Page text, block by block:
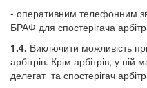
- оперативним телефонним
БРАФ для спостерігача
1.4. Виключити можливість
арбітрів. Крім арбітрів, у
делегат та спостерігач